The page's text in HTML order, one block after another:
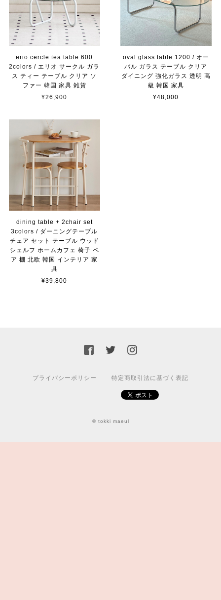
erio cercle tea table 600
2colors / エリオ サークル ガラ
ス ティー テーブル クリア ソ
ファー 韓国 家具 雑貨
¥26,900
oval glass table 1200 / オー
バル ガラス テーブル クリア
ダイニング 強化ガラス 透明 高
級 韓国 家具
¥48,000
dining table + 2chair set
3colors / ダーニングテーブル
チェア セット テーブル ウッド
シェルフ ホームカフェ 椅子 ペ
ア 棚 北欧 韓国 インテリア 家
具
¥39,800
プライバシーポリシー 特定商取引法に基づく表記
© tokki maeul